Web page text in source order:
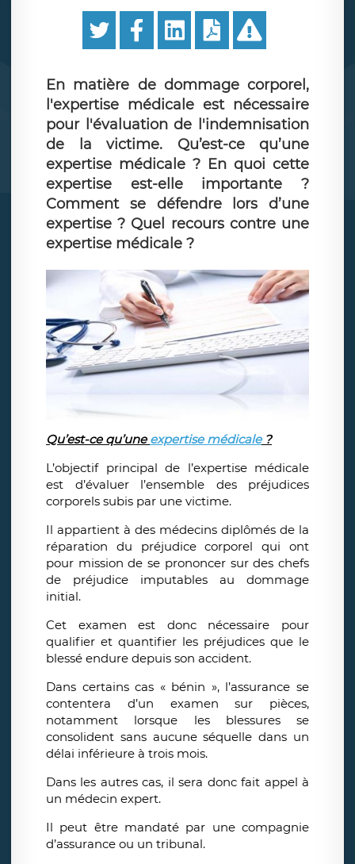
En matière de dommage corporel,
l'expertise médicale est nécessaire
pour l'évaluation de l'indemnisation
de la victime. Qu’est-ce qu’une
expertise médicale ? En quoi cette
expertise est-elle importante ?
Comment se défendre lors d’une
expertise ? Quel recours contre une
expertise médicale ?
Qu’est-ce qu’uneexpertise médicale?
L’objectif principal de l’expertise médicale
est d’évaluer l’ensemble des préjudices
corporels subis par une victime.
Il appartient à des médecins diplômés de la
réparation du préjudice corporel qui ont
pour mission de se prononcer sur des chefs
de préjudice imputables au dommage
initial.
Cet examen est donc nécessaire pour
qualifier et quantifier les préjudices que le
blessé endure depuis son accident.
Dans certains cas « bénin », l’assurance se
contentera d’un examen sur pièces,
notamment lorsque les blessures se
consolident sans aucune séquelle dans un
délai inférieure à trois mois.
Dans les autres cas, il sera donc fait appel à
un médecin expert.
Il peut être mandaté par une compagnie
d’assurance ou un tribunal.